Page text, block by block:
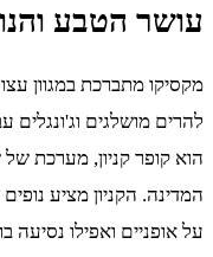
עושר הטבע
מקסיקו מתברכת במגוון
להרים מושלגים וג'ונגלים
הוא קופר קניון, מערכת
המדינה. הקניון מציע
על אופניים ואפילו נסיעה